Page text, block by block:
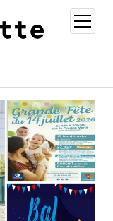
ouvrir
menu